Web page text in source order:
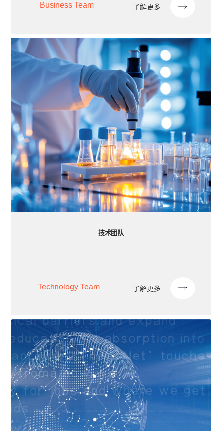
Business Team 了解更多
技术团队
Technology Team 了解更多